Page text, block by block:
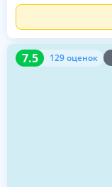
7.5 129 оценок
7.5 129 оценок